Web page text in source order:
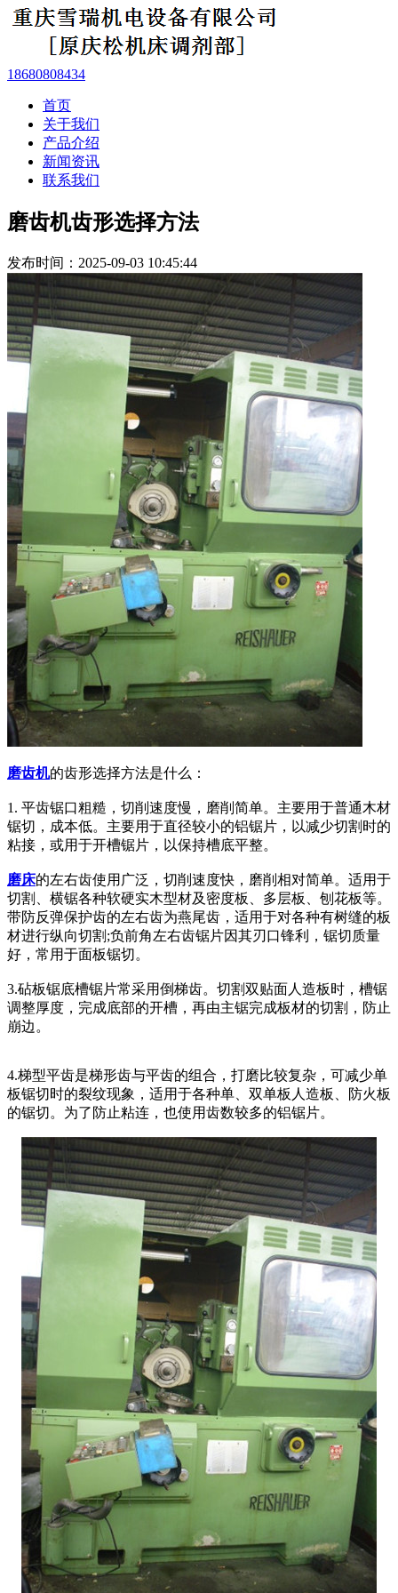
18680808434
首页
关于我们
产品介绍
新闻资讯
联系我们
磨齿机齿形选择方法
发布时间：2025-09-03 10:45:44
磨齿机的齿形选择方法是什么：
1. 平齿锯口粗糙，切削速度慢，磨削简单。主要用于普通木材
锯切，成本低。主要用于直径较小的铝锯片，以减少切割时的
粘接，或用于开槽锯片，以保持槽底平整。
磨床的左右齿使用广泛，切削速度快，磨削相对简单。适用于
切割、横锯各种软硬实木型材及密度板、多层板、刨花板等。
带防反弹保护齿的左右齿为燕尾齿，适用于对各种有树缝的板
材进行纵向切割;负前角左右齿锯片因其刃口锋利，锯切质量
好，常用于面板锯切。
3.砧板锯底槽锯片常采用倒梯齿。切割双贴面人造板时，槽锯
调整厚度，完成底部的开槽，再由主锯完成板材的切割，防止
崩边。
4.梯型平齿是梯形齿与平齿的组合，打磨比较复杂，可减少单
板锯切时的裂纹现象，适用于各种单、双单板人造板、防火板
的锯切。为了防止粘连，也使用齿数较多的铝锯片。